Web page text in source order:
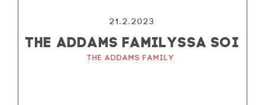
21.2.2023
THE ADDAMS FAMILYSSA SOI
The Addams Family